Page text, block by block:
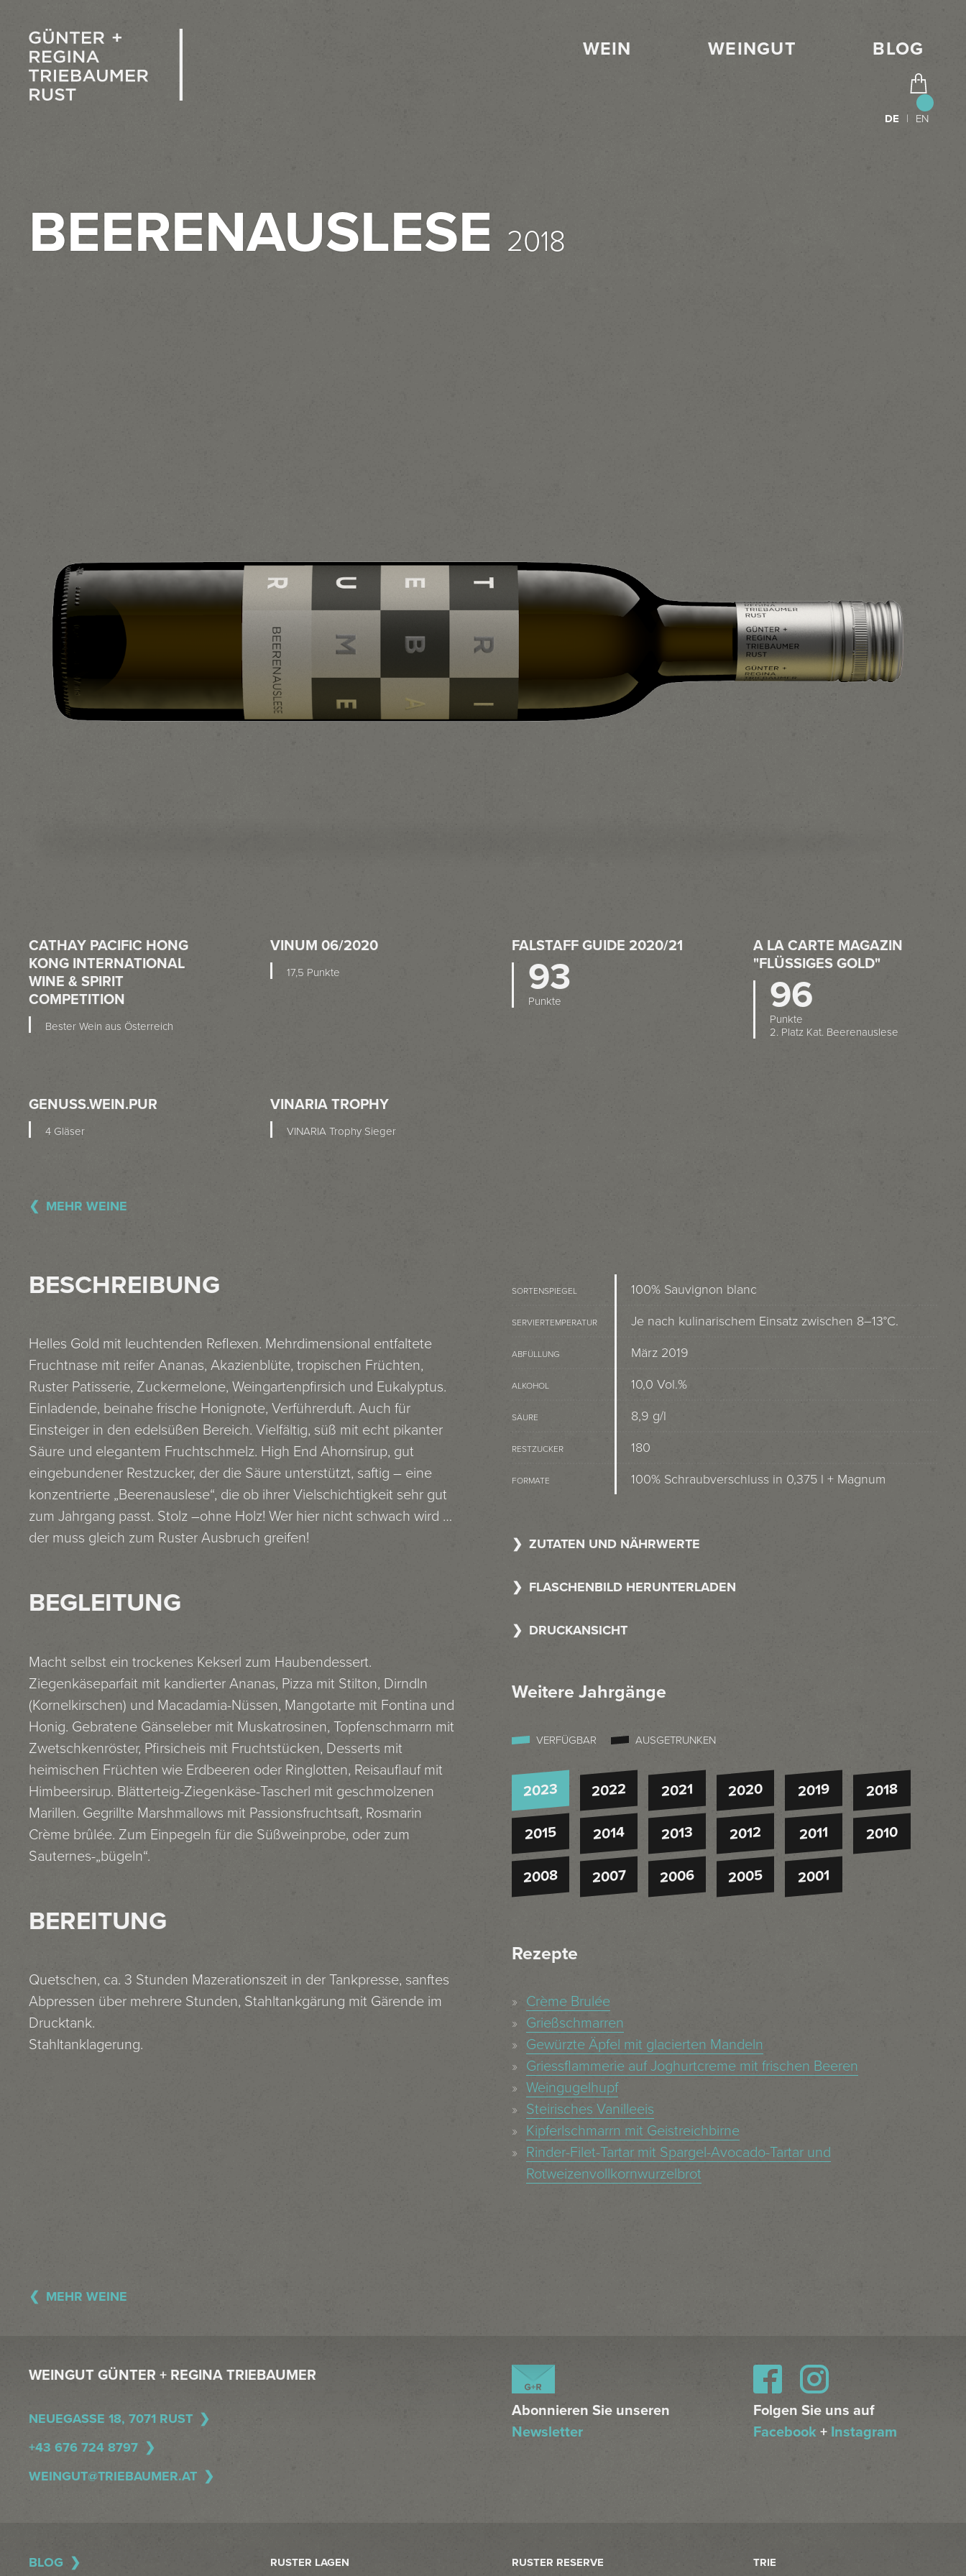
WEIN WEINGUT BLOG
DE | EN
BEERENAUSLESE 2018
CATHAY PACIFIC HONG
KONG INTERNATIONAL
WINE & SPIRIT
COMPETITION
Bester Wein aus Österreich
VINUM 06/2020
17,5 Punkte
FALSTAFF GUIDE 2020/21
93
Punkte
A LA CARTE MAGAZIN
"FLÜSSIGES GOLD"
96
Punkte
2. Platz Kat. Beerenauslese
GENUSS.WEIN.PUR
4 Gläser
VINARIA TROPHY
VINARIA Trophy Sieger
MEHR WEINE
BESCHREIBUNG
Helles Gold mit leuchtenden Reflexen. Mehrdimensional entfaltete
Fruchtnase mit reifer Ananas, Akazienblüte, tropischen Früchten,
Ruster Patisserie, Zuckermelone, Weingartenpfirsich und Eukalyptus.
Einladende, beinahe frische Honignote, Verführerduft. Auch für
Einsteiger in den edelsüßen Bereich. Vielfältig, süß mit echt pikanter
Säure und elegantem Fruchtschmelz. High End Ahornsirup, gut
eingebundener Restzucker, der die Säure unterstützt, saftig – eine
konzentrierte „Beerenauslese“, die ob ihrer Vielschichtigkeit sehr gut
zum Jahrgang passt. Stolz –ohne Holz! Wer hier nicht schwach wird …
der muss gleich zum Ruster Ausbruch greifen!
BEGLEITUNG
Macht selbst ein trockenes Kekserl zum Haubendessert.
Ziegenkäseparfait mit kandierter Ananas, Pizza mit Stilton, Dirndln
(Kornelkirschen) und Macadamia-Nüssen, Mangotarte mit Fontina und
Honig. Gebratene Gänseleber mit Muskatrosinen, Topfenschmarrn mit
Zwetschkenröster, Pfirsicheis mit Fruchtstücken, Desserts mit
heimischen Früchten wie Erdbeeren oder Ringlotten, Reisauflauf mit
Himbeersirup. Blätterteig-Ziegenkäse-Tascherl mit geschmolzenen
Marillen. Gegrillte Marshmallows mit Passionsfruchtsaft, Rosmarin
Crème brûlée. Zum Einpegeln für die Süßweinprobe, oder zum
Sauternes-„bügeln“.
BEREITUNG
Quetschen, ca. 3 Stunden Mazerationszeit in der Tankpresse, sanftes
Abpressen über mehrere Stunden, Stahltankgärung mit Gärende im
Drucktank.
Stahltanklagerung.
SORTENSPIEGEL 100% Sauvignon blanc
SERVIERTEMPERATUR Je nach kulinarischem Einsatz zwischen 8–13°C.
ABFÜLLUNG März 2019
ALKOHOL 10,0 Vol.%
SÄURE 8,9 g/l
RESTZUCKER 180
FORMATE 100% Schraubverschluss in 0,375 l + Magnum
ZUTATEN UND NÄHRWERTE
FLASCHENBILD HERUNTERLADEN
DRUCKANSICHT
Weitere Jahrgänge
VERFÜGBAR AUSGETRUNKEN
2023 2022 2021 2020 2019 2018
2015 2014 2013 2012 2011 2010
2008 2007 2006 2005 2001
Rezepte
Crème Brulée
Grießschmarren
Gewürzte Äpfel mit glacierten Mandeln
Griessflammerie auf Joghurtcreme mit frischen Beeren
Weingugelhupf
Steirisches Vanilleeis
Kipferlschmarrn mit Geistreichbirne
Rinder-Filet-Tartar mit Spargel-Avocado-Tartar und
Rotweizenvollkornwurzelbrot
MEHR WEINE
WEINGUT GÜNTER + REGINA TRIEBAUMER
NEUEGASSE 18, 7071 RUST
+43 676 724 8797
WEINGUT@TRIEBAUMER.AT
Abonnieren Sie unseren
Newsletter
Folgen Sie uns auf
Facebook + Instagram
BLOG RUSTER LAGEN RUSTER RESERVE TRIE